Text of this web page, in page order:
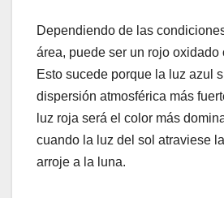
Dependiendo de las
área, puede ser un rojo oxidado
Esto sucede porque la luz azul
dispersión atmosférica más
luz roja será el color más
cuando la luz del sol atraviese
arroje a la luna.